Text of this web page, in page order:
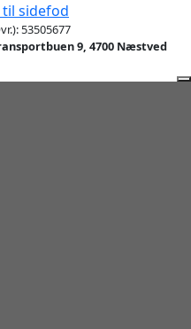
sidefod
53505677
9, 4700 Næstved